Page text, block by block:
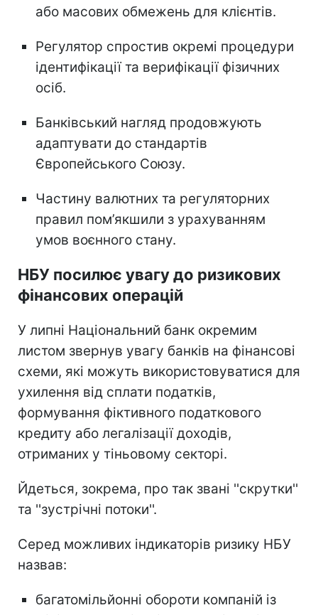
або масових обмежень для клієнтів.
Регулятор спростив окремі процедури
ідентифікації та верифікації фізичних
осіб.
Банківський нагляд продовжують
адаптувати до стандартів
Європейського Союзу.
Частину валютних та регуляторних
правил пом’якшили з урахуванням
умов воєнного стану.
НБУ посилює увагу до ризикових
фінансових операцій
У липні Національний банк окремим
листом звернув увагу банків на фінансові
схеми, які можуть використовуватися для
ухилення від сплати податків,
формування фіктивного податкового
кредиту або легалізації доходів,
отриманих у тіньовому секторі.
Йдеться, зокрема, про так звані ''скрутки''
та ''зустрічні потоки''.
Серед можливих індикаторів ризику НБУ
назвав:
багатомільйонні обороти компаній із